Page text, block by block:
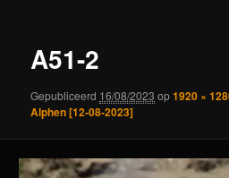
A51-2
Gepubliceerd 16/08/2023 op1920 ×
Alphen [12-08-2023]